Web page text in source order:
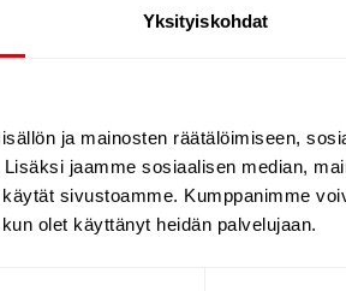
Yksityiskohdat
ja mainosten räätälöimiseen,
jaamme sosiaalisen median,
sivustoamme. Kumppanimme
olet käyttänyt heidän palvelujaan.
Mahdollistaa myös vyötärötarpetsin